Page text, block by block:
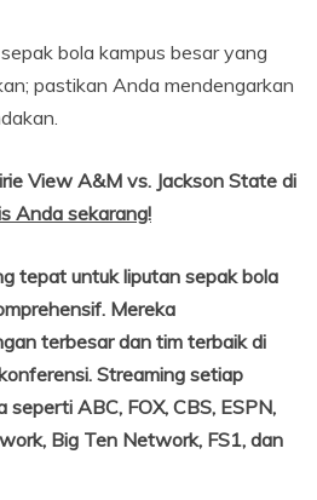
bola kampus besar yang
pastikan Anda mendengarkan
View A&M vs. Jackson State di
Anda sekarang!
tepat untuk liputan sepak bola
Mereka
terbesar dan tim terbaik di
Streaming setiap
seperti ABC, FOX, CBS, ESPN,
Big Ten Network, FS1, dan